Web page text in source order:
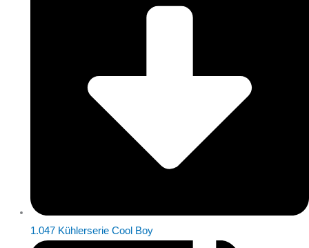
1.047 Kühlerserie Cool Boy